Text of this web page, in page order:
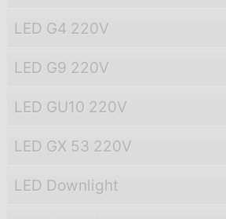
LED G4 220V
LED G9 220V
LED GU10 220V
LED GX 53 220V
LED Downlight